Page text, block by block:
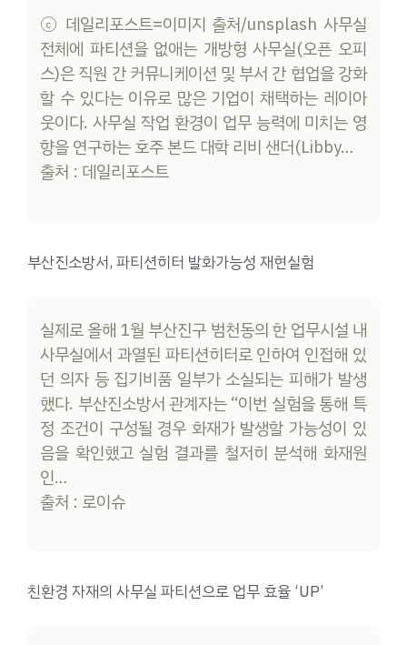
ⓒ 데일리포스트=이미지 출처/unsplash 사무실
전체에 파티션을 없애는 개방형 사무실(오픈 오피
스)은 직원 간 커뮤니케이션 및 부서 간 협업을 강화
할 수 있다는 이유로 많은 기업이 채택하는 레이아
웃이다. 사무실 작업 환경이 업무 능력에 미치는 영
향을 연구하는 호주 본드 대학 리비 샌더(Libby…
출처 : 데일리포스트
부산진소방서, 파티션히터 발화가능성 재현실험
실제로 올해 1월 부산진구 범천동의 한 업무시설 내
사무실에서 과열된 파티션히터로 인하여 인접해 있
던 의자 등 집기비품 일부가 소실되는 피해가 발생
했다. 부산진소방서 관계자는 “이번 실험을 통해 특
정 조건이 구성될 경우 화재가 발생할 가능성이 있
음을 확인했고 실험 결과를 철저히 분석해 화재원
인…
출처 : 로이슈
친환경 자재의 사무실 파티션으로 업무 효율 ‘UP’